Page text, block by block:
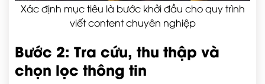
Xác định mục tiêu là bước khởi đầu cho quy trình
viết content chuyên nghiệp
Bước 2: Tra cứu, thu thập và
chọn lọc thông tin